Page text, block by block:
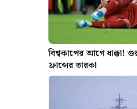
বিশ্বকাপের আগে ধাক্কা!
ফ্রান্সের তারকা